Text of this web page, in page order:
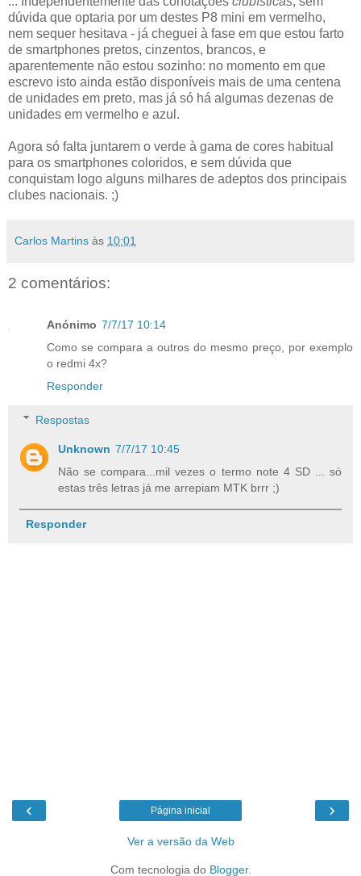
dúvida que optaria por um destes P8 mini em vermelho,
nem sequer hesitava - já cheguei à fase em que estou farto
de smartphones pretos, cinzentos, brancos, e
aparentemente não estou sozinho: no momento em que
escrevo isto ainda estão disponíveis mais de uma centena
de unidades em preto, mas já só há algumas dezenas de
unidades em vermelho e azul.
Agora só falta juntarem o verde à gama de cores habitual
para os smartphones coloridos, e sem dúvida que
conquistam logo alguns milhares de adeptos dos principais
clubes nacionais. ;)
Carlos Martins às 10:01
2 comentários:
Anónimo 7/7/17 10:14
Como se compara a outros do mesmo preço, por exemplo
o redmi 4x?
Responder
Respostas
Unknown 7/7/17 10:45
Não se compara...mil vezes o termo note 4 SD ... só
estas três letras já me arrepiam MTK brrr ;)
Responder
‹ ›
Página inicial
Ver a versão da Web
Com tecnologia do Blogger.